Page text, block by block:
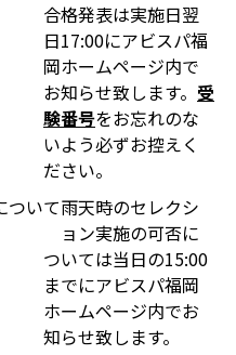
合格発表は実施日翌
日17:00にアビスパ福
岡ホームページ内で
お知らせ致します。 受
験番号をお忘れのな
いよう必ずお控えく
ださい。
ついて雨天時のセレクシ
ョン実施の可否に
ついては当日の15:00
までにアビスパ福岡
ホームページ内でお
知らせ致します。